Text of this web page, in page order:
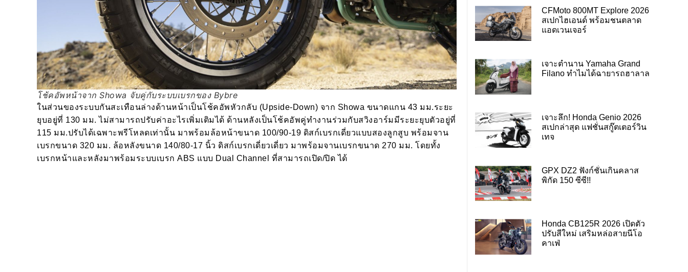
โช้คอัพหน้าจาก Showa จับคู่กับระบบเบรกของ Bybre
ในส่วนของระบบกันสะเทือนล่างด้านหน้าเป็นโช้คอัพหัวกลับ (Upside-Down) จาก Showa ขนาดแกน 43 มม.ระยะ
ยุบอยู่ที่ 130 มม. ไม่สามารถปรับค่าอะไรเพิ่มเติมได้ ด้านหลังเป็นโช้คอัพคู่ทำงานร่วมกับสวิงอาร์มมีระยะยุบตัวอยู่ที่
115 มม.ปรับได้เฉพาะพรีโหลดเท่านั้น มาพร้อมล้อหน้าขนาด 100/90-19 ดิสก์เบรกเดี่ยวแบบสองลูกสูบ พร้อมจาน
เบรกขนาด 320 มม. ล้อหลังขนาด 140/80-17 นิ้ว ดิสก์เบรกเดี่ยวเดี่ยว มาพร้อมจานเบรกขนาด 270 มม. โดยทั้ง
เบรกหน้าและหลังมาพร้อมระบบเบรก ABS แบบ Dual Channel ที่สามารถเปิด/ปิด ได้
CFMoto 800MT Explore 2026
สเปกไฮเอนด์ พร้อมชนตลาด
แอดเวนเจอร์
เจาะตำนาน Yamaha Grand
Filano ทำไมได้ฉายารถฮาลาล
เจาะลึก! Honda Genio 2026
สเปกล่าสุด แฟชั่นสกู๊ตเตอร์วิน
เทจ
GPX DZ2 ฟังก์ชั่นเกินคลาส
พิกัด 150 ซีซี!!
Honda CB125R 2026 เปิดตัว
ปรับสีใหม่ เสริมหล่อสายนีโอ
คาเฟ่